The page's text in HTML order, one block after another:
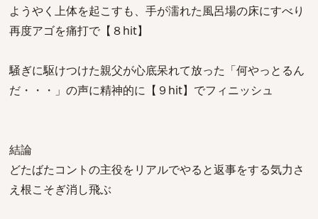
ようやく上体を起こすも、手が濡れた風呂場の床にすべり
再度アゴを痛打で【８hit】
騒ぎに駆けつけた親父が心底呆れて放った「何やっとるん
だ・・・」の声に精神的に【９hit】でフィニッシュ
結論
どたばたコントの主役をリアルでやると返事をする気力さ
え根こそぎ消し飛ぶ